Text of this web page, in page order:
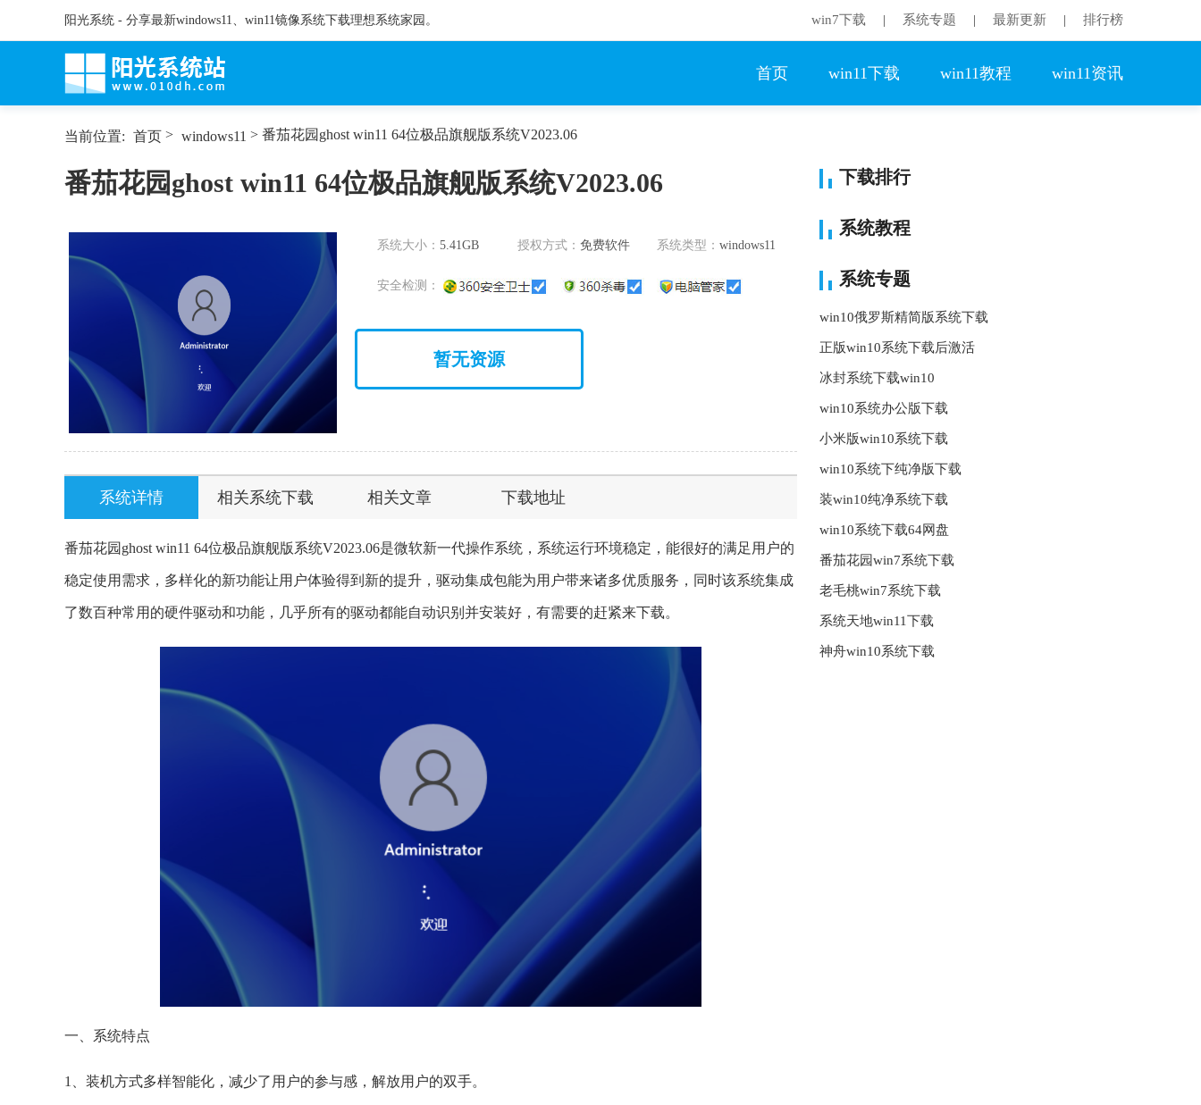
阳光系统 - 分享最新windows11、win11镜像系统下载理想系统家园。 win7下载 系统专题 最新更新 排行榜
首页 win11下载 win11教程 win11资讯
当前位置: 首页 > windows11 > 番茄花园ghost win11 64位极品旗舰版系统V2023.06
番茄花园ghost win11 64位极品旗舰版系统V2023.06
系统大小： 5.41GB 授权方式： 免费软件 系统类型：windows11
安全检测：
暂无资源
系统详情 相关系统下载 相关文章 下载地址
番茄花园ghost win11 64位极品旗舰版系统V2023.06是微软新一代操作系统，系统运行环境稳定，能很好的满足用户的
稳定使用需求，多样化的新功能让用户体验得到新的提升，驱动集成包能为用户带来诸多优质服务，同时该系统集成
了数百种常用的硬件驱动和功能，几乎所有的驱动都能自动识别并安装好，有需要的赶紧来下载。
一、系统特点
1、装机方式多样智能化，减少了用户的参与感，解放用户的双手。
下载排行
系统教程
系统专题
win10俄罗斯精简版系统下载
正版win10系统下载后激活
冰封系统下载win10
win10系统办公版下载
小米版win10系统下载
win10系统下纯净版下载
装win10纯净系统下载
win10系统下载64网盘
番茄花园win7系统下载
老毛桃win7系统下载
系统天地win11下载
神舟win10系统下载